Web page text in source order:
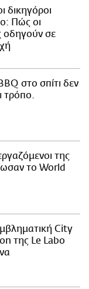
δικηγόροι
Πώς οι
οδηγούν σε
στο σπίτι δεν
τρόπο.
της
το World
City
της Le Labo